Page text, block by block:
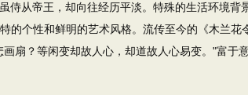
侍从帝王，却向往经历平淡。特殊的生活环境背
的个性和鲜明的艺术风格。流传至今的《木兰花
扇？等闲变却故人心，却道故人心易变。"富于